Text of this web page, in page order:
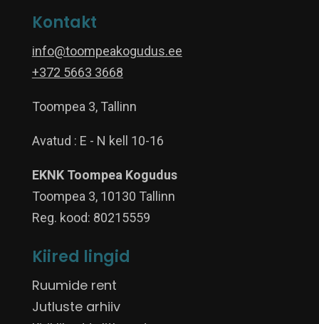
Kontakt
info@toompeakogudus.ee
+372 5663 3668
Toompea 3, Tallinn
Avatud : E - N kell 10-16
EKNK Toompea Kogudus
Toompea 3, 10130 Tallinn
Reg. kood: 80215559
Kiired lingid
Ruumide rent
Jutluste arhiiv